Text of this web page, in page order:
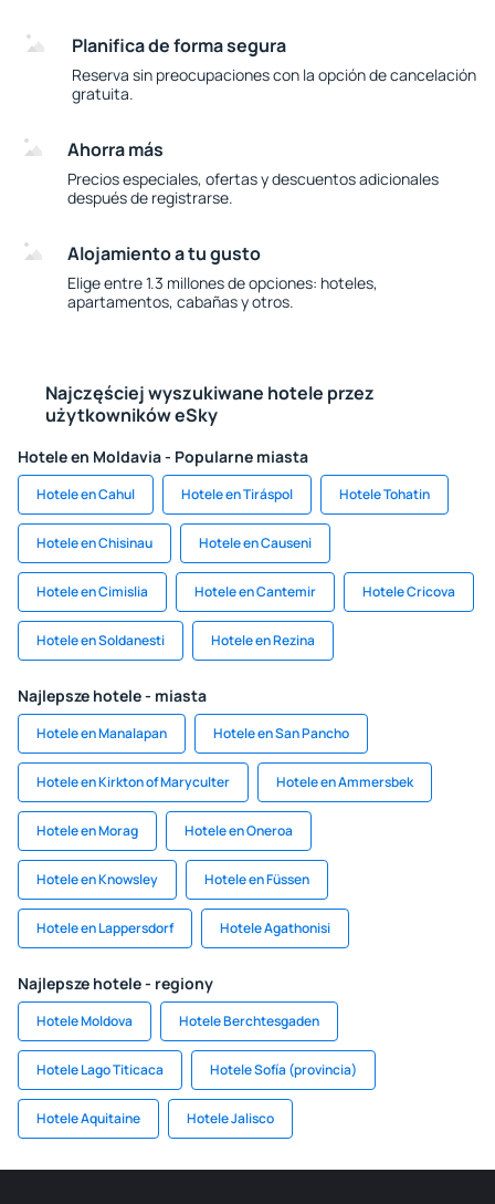
Planifica de forma segura
Reserva sin preocupaciones con la opción de cancelación
gratuita.
Ahorra más
Precios especiales, ofertas y descuentos adicionales
después de registrarse.
Alojamiento a tu gusto
Elige entre 1.3 millones de opciones: hoteles,
apartamentos, cabañas y otros.
Najczęściej wyszukiwane hotele przez
użytkowników eSky
Hotele en Moldavia - Popularne miasta
Hotele en Cahul Hotele en Tiráspol Hotele Tohatin
Hotele en Chisinau Hotele en Causeni
Hotele en Cimislia Hotele en Cantemir Hotele Cricova
Hotele en Soldanesti Hotele en Rezina
Najlepsze hotele - miasta
Hotele en Manalapan Hotele en San Pancho
Hotele en Kirkton of Maryculter Hotele en Ammersbek
Hotele en Morag Hotele en Oneroa
Hotele en Knowsley Hotele en Füssen
Hotele en Lappersdorf Hotele Agathonisi
Najlepsze hotele - regiony
Hotele Moldova Hotele Berchtesgaden
Hotele Lago Titicaca Hotele Sofía (provincia)
Hotele Aquitaine Hotele Jalisco